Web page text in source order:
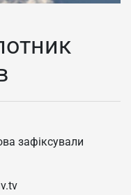
зафіксували